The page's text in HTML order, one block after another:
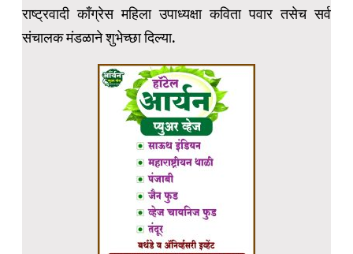
राष्ट्रवादी काँग्रेस महिला उपाध्यक्षा कविता पवार तसेच सर्व
संचालक मंडळाने शुभेच्छा दिल्या.